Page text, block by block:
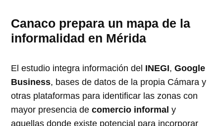
Canaco prepara un mapa de la
informalidad en Mérida
El estudio integra información del INEGI,Google
Business, bases de datos de la propia Cámara y
otras plataformas para identificar las zonas con
mayor presencia decomercio informal y
aquellas donde existe potencial para incorporar